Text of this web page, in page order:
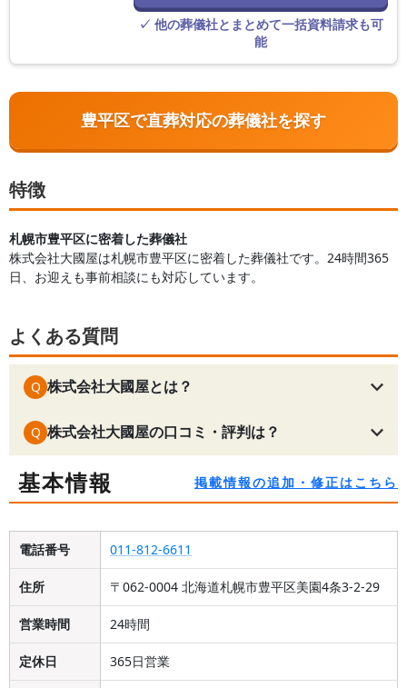
✓ 他の葬儀社とまとめて一括資料請求も可
能
豊平区で直葬対応の葬儀社を探す
特徴
札幌市豊平区に密着した葬儀社
株式会社大國屋は札幌市豊平区に密着した葬儀社です。24時間365
日、お迎えも事前相談にも対応しています。
よくある質問
Q 株式会社大國屋とは？
Q 株式会社大國屋の口コミ・評判は？
基本情報 掲載情報の追加・修正はこちら
電話番号 011-812-6611
住所 〒062-0004 北海道札幌市豊平区美園4条3-2-29
営業時間 24時間
定休日 365日営業